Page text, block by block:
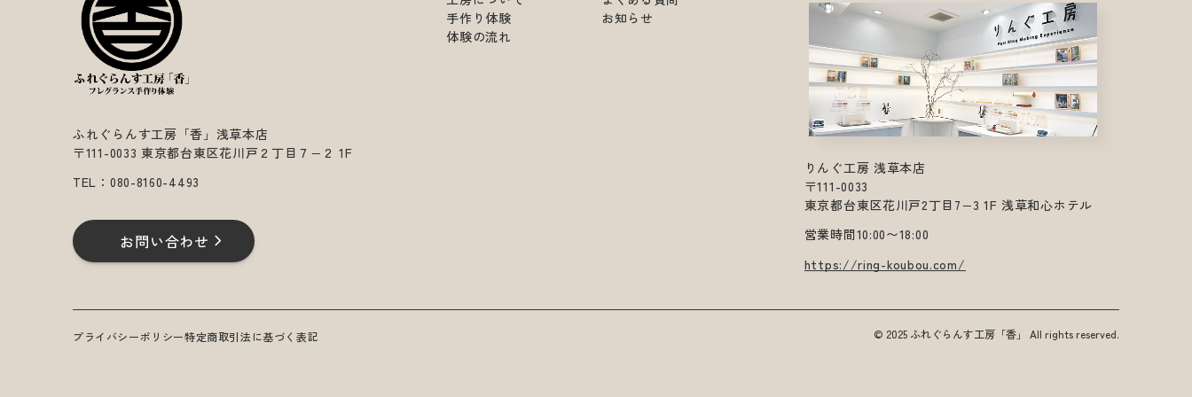
ふれぐらんす工房「香」浅草本店
〒111-0033 東京都台東区花川戸２丁目７−２ 1F
TEL： 080-8160-4493
お問い合わせ
手作り体験
体験の流れ
お知らせ
りんぐ工房 浅草本店
〒111-0033
東京都台東区花川戸2丁目7−3 1F 浅草和心ホテル
営業時間10:00〜18:00
https://ring-koubou.com/
プライバシーポリシー特定商取引法に基づく表記 © 2025 ふれぐらんす工房「香」 All rights reserved.